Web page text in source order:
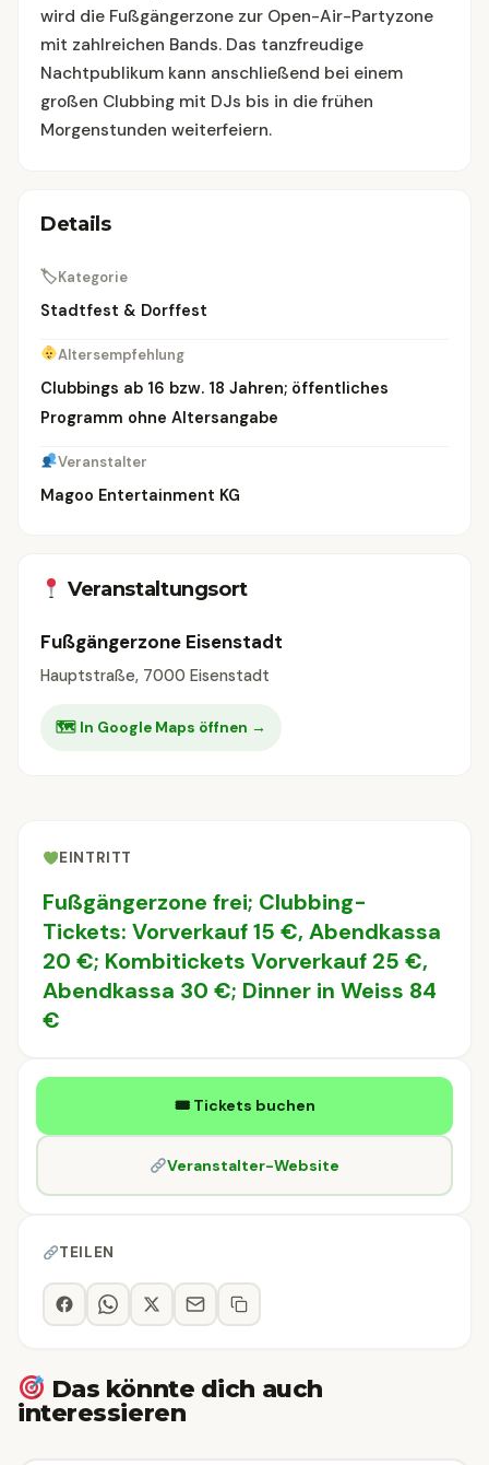
wird die Fußgängerzone zur Open-Air-Partyzone
mit zahlreichen Bands. Das tanzfreudige
Nachtpublikum kann anschließend bei einem
großen Clubbing mit DJs bis in die frühen
Morgenstunden weiterfeiern.
Details
🏷Kategorie
Stadtfest & Dorffest
Altersempfehlung
Clubbings ab 16 bzw. 18 Jahren; öffentliches
Programm ohne Altersangabe
Veranstalter
Magoo Entertainment KG
Veranstaltungsort
Fußgängerzone Eisenstadt
Hauptstraße, 7000 Eisenstadt
🗺 In Google Maps öffnen →
EINTRITT
Fußgängerzone frei; Clubbing-
Tickets: Vorverkauf 15 €, Abendkassa
20 €; Kombitickets Vorverkauf 25 €,
Abendkassa 30 €; Dinner in Weiss 84
€
🎟 Tickets buchen
Veranstalter-Website
TEILEN
Das könnte dich auch
interessieren